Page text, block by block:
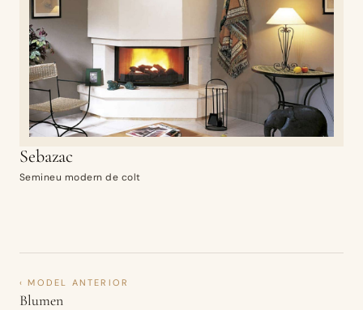
Sebazac
Semineu modern de colt
‹ MODEL ANTERIOR
Blumen